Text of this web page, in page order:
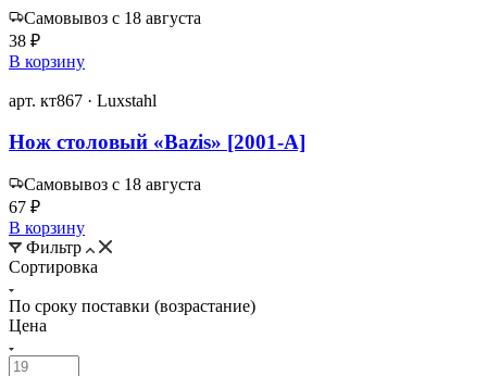
Самовывоз с 18 августа
38 ₽
В корзину
арт. кт867 · Luxstahl
Нож столовый «Bazis» [2001-A]
Самовывоз с 18 августа
67 ₽
В корзину
Фильтр
Сортировка
По сроку поставки (возрастание)
Цена